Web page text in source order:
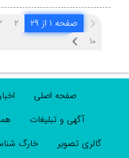
صفحه ۱ از ۲۹
صفحه اصلی
آگهی و تبلیغات
گالری تصویر
خارگ